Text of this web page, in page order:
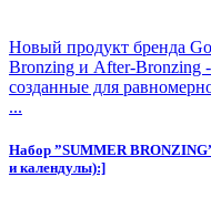
Новый продукт бренда
Bronzing и After-Bronzing
созданные для
...
Набор ”SUMMER
и календулы):]